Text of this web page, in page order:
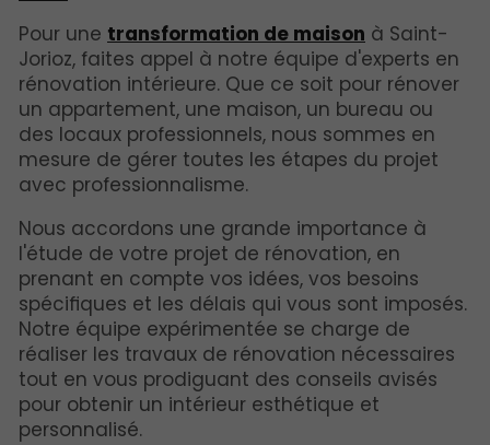
Pour une transformation de maison à Saint-
Jorioz, faites appel à notre équipe d'experts en
rénovation intérieure. Que ce soit pour rénover
un appartement, une maison, un bureau ou
des locaux professionnels, nous sommes en
mesure de gérer toutes les étapes du projet
avec professionnalisme.
Nous accordons une grande importance à
l'étude de votre projet de rénovation, en
prenant en compte vos idées, vos besoins
spécifiques et les délais qui vous sont imposés.
Notre équipe expérimentée se charge de
réaliser les travaux de rénovation nécessaires
tout en vous prodiguant des conseils avisés
pour obtenir un intérieur esthétique et
personnalisé.